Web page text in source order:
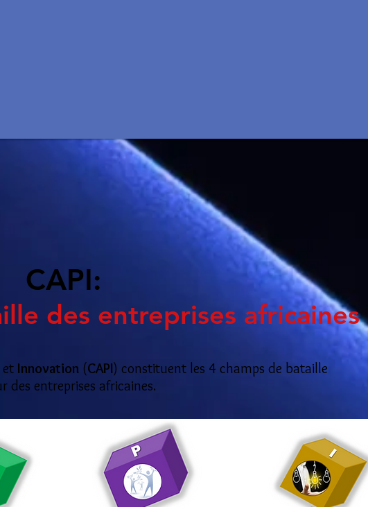
CAPI:
des entreprises africaines
et Innovation (CAPI) constituent les 4 champs de bataille
entreprises africaines.